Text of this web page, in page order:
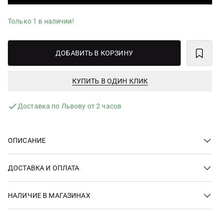
Только 1 в наличии!
ДОБАВИТЬ В КОРЗИНУ
КУПИТЬ В ОДИН КЛИК
Доставка по Львову от 2 часов
ОПИСАНИЕ
ДОСТАВКА И ОПЛАТА
НАЛИЧИЕ В МАГАЗИНАХ